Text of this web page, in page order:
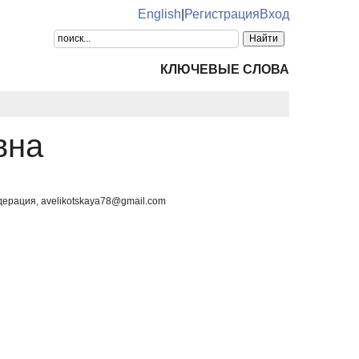
English РегистрацияВход
КЛЮЧЕВЫЕ СЛОВА
avelikotskaya78@gmail.com